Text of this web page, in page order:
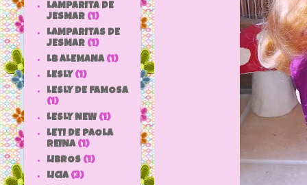
LAMPARITA DE
JESMAR (1)
LAMPARITAS DE
JESMAR (1)
LB ALEMANA (1)
LESLY (1)
LESLY DE FAMOSA
(1)
LESLY NEW (1)
LETI DE PAOLA
REINA (1)
LIBROS (1)
LICIA (3)